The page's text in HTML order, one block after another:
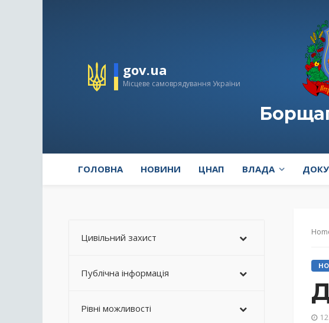
gov.ua
Місцеве самоврядування України
ГОЛОВНА НОВИНИ ЦНАП ВЛАДА
Цивільний захист
Публічна інформація
Рівні можливості